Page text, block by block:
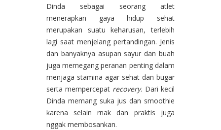
Dinda sebagai seorang atlet
menerapkan gaya hidup sehat
merupakan suatu keharusan, terlebih
lagi saat menjelang pertandingan. Jenis
dan banyaknya asupan sayur dan buah
juga memegang peranan penting dalam
menjaga stamina agar sehat dan bugar
serta mempercepat recovery. Dari kecil
Dinda memang suka jus dan smoothie
karena selain rnak dan praktis juga
nggak membosankan.